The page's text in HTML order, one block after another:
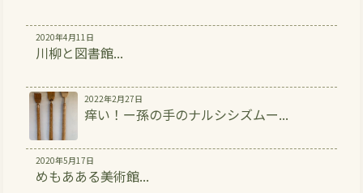
2020年4月11日
川柳と図書館...
2022年2月27日
痒い！ー孫の手のナルシシズムー...
2020年5月17日
めもあある美術館...